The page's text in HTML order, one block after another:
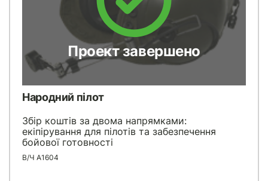
Проект завершено
Народний пілот
Збір коштів за двома напрямками:
екіпірування для пілотів та забезпечення
бойової готовності
В/Ч А1604